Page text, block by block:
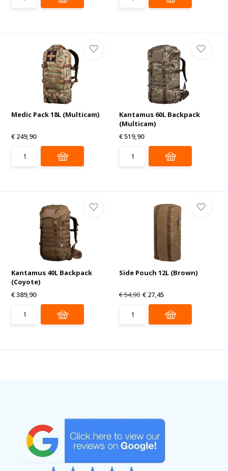
Medic Pack 18L (Multicam)
€ 249,90
Kantamus 60L Backpack
(Multicam)
€ 519,90
Kantamus 40L Backpack
(Coyote)
€ 389,90
Side Pouch 12L (Brown)
€ 54,90 € 27,45